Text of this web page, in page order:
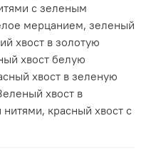
с зеленым
мерцанием, зеленый
хвост в золотую
хвост белую
хвост в зеленую
хвост в
красный хвост с